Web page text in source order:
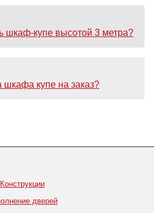
шкаф-купе высотой 3 метра?
шкафа купе на заказ?
Конструкции
дверей